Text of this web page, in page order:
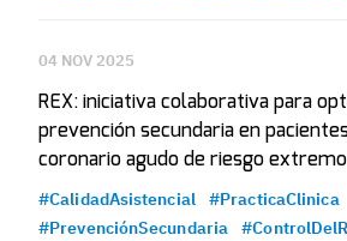
04 NOV 2025
REX: iniciativa colaborativa para
prevención secundaria en
coronario agudo de riesgo extremo
#CalidadAsistencial
#PracticaClinica
#PrevenciónSecundaria